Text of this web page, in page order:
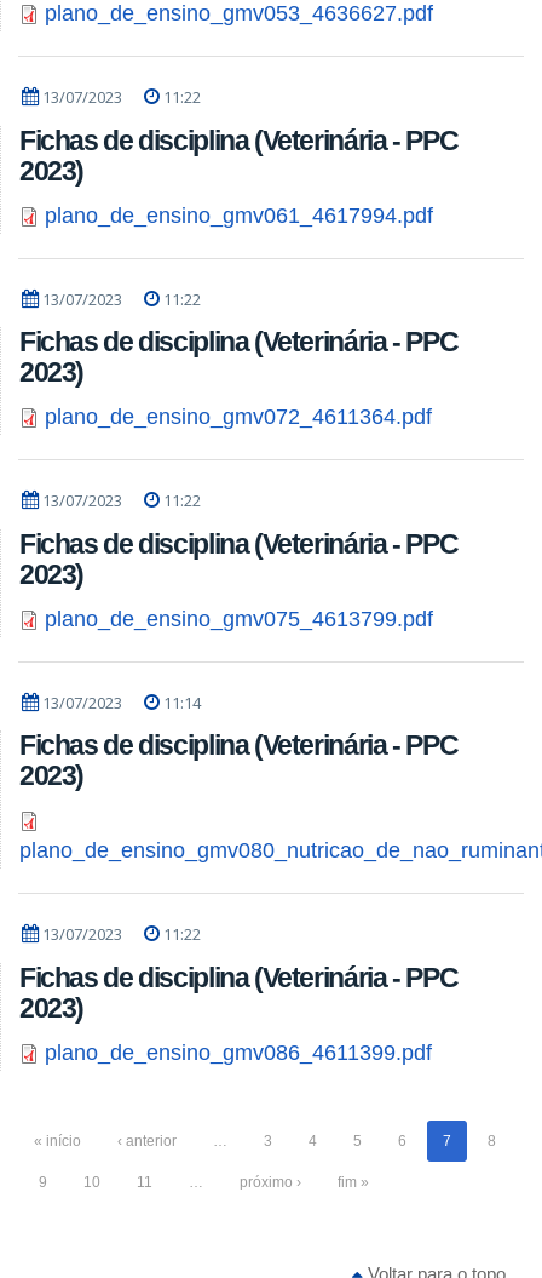
plano_de_ensino_gmv053_4636627.pdf
13/07/2023 11:22
Fichas de disciplina (Veterinária - PPC
2023)
plano_de_ensino_gmv061_4617994.pdf
13/07/2023 11:22
Fichas de disciplina (Veterinária - PPC
2023)
plano_de_ensino_gmv072_4611364.pdf
13/07/2023 11:22
Fichas de disciplina (Veterinária - PPC
2023)
plano_de_ensino_gmv075_4613799.pdf
13/07/2023 11:14
Fichas de disciplina (Veterinária - PPC
2023)
13/07/2023 11:22
Fichas de disciplina (Veterinária - PPC
2023)
plano_de_ensino_gmv086_4611399.pdf
« início ‹ anterior 3 4 5 6 7 8
9 10 11 próximo › fim »
Voltar para o topo